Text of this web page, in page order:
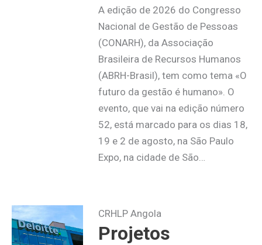
A edição de 2026 do Congresso
Nacional de Gestão de Pessoas
(CONARH), da Associação
Brasileira de Recursos Humanos
(ABRH-Brasil), tem como tema «O
futuro da gestão é humano». O
evento, que vai na edição número
52, está marcado para os dias 18,
19 e 2 de agosto, na São Paulo
Expo, na cidade de São…
CRHLP Angola
Projetos